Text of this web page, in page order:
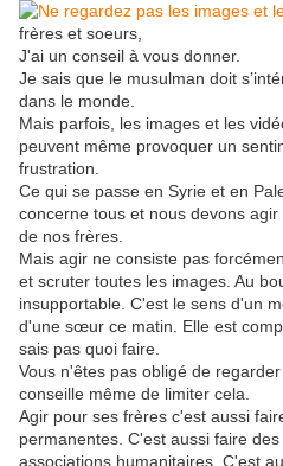
frères et soeurs,
J'ai un conseil à vous donner.
Je sais que le musulman doit
dans le monde.
Mais parfois, les images et les
peuvent même provoquer un
frustration.
Ce qui se passe en Syrie et en
concerne tous et nous devons
de nos frères.
Mais agir ne consiste pas
et scruter toutes les images. Au
insupportable. C'est le sens d'un
d'une sœur ce matin. Elle est
sais pas quoi faire.
Vous n'êtes pas obligé de
conseille même de limiter cela.
Agir pour ses frères c'est aussi
permanentes. C'est aussi faire
associations humanitaires. C'est